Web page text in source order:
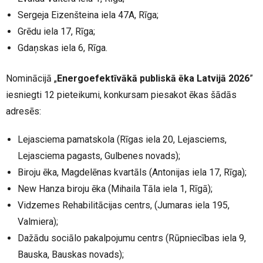
Sergeja Eizenšteina iela 47A, Rīga;
Grēdu iela 17, Rīga;
Gdaņskas iela 6, Rīga.
Nominācijā „Energoefektīvākā publiskā ēka Latvijā 2026”
iesniegti 12 pieteikumi, konkursam piesakot ēkas šādās
adresēs:
Lejasciema pamatskola (Rīgas iela 20, Lejasciems,
Lejasciema pagasts, Gulbenes novads);
Biroju ēka, Magdelēnas kvartāls (Antonijas iela 17, Rīga);
New Hanza biroju ēka (Mihaila Tāla iela 1, Rīgā);
Vidzemes Rehabilitācijas centrs, (Jumaras iela 195,
Valmiera);
Dažādu sociālo pakalpojumu centrs (Rūpniecības iela 9,
Bauska, Bauskas novads);